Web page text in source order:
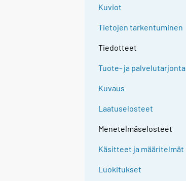
Kuviot
Tietojen tarkentuminen
Tiedotteet
Tuote- ja palvelutarjonta
Kuvaus
Laatuselosteet
Menetelmäselosteet
Käsitteet ja määritelmät
Luokitukset